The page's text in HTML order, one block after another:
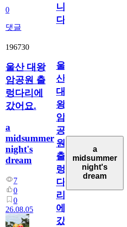
0
댓글
니
다
196730
울산 대왕
암공원 출
렁다리에
갔어요.
a
midsummer
night's
dream
7
0
0
26.08.05
울
산
대
왕
암
공
원
출
렁
다
리
에
갔
a
midsummer
night's
dream